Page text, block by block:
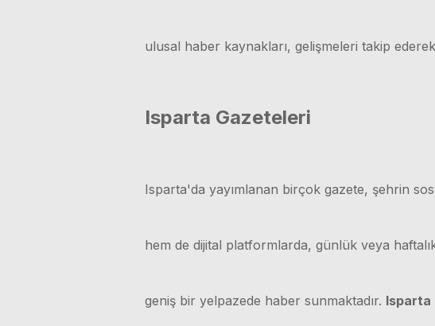
ulusal haber kaynakları, gelişmeleri takip
Isparta Gazeteleri
Isparta'da yayımlanan birçok gazete, şehrin
hem de dijital platformlarda, günlük veya
geniş bir yelpazede haber sunmaktadır. Isparta